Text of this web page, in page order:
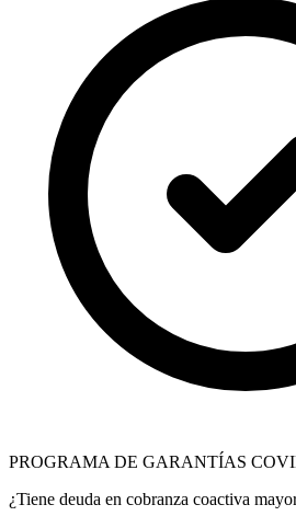
PROGRAMA DE GARANTÍAS
¿Tiene deuda en cobranza coactiva